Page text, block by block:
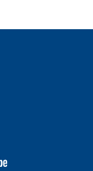
youtube-